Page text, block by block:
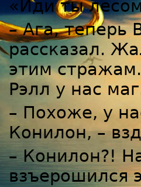
«Иди ты
– Ага, теперь
рассказал.
этим
Рэлл у нас
– Похоже, у
Конилон, –
– Конилон?!
взъерошился